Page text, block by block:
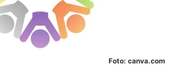
Foto: canva.com